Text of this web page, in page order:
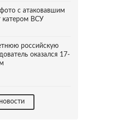
с атаковавшим
катером ВСУ
российскую
оказался 17-